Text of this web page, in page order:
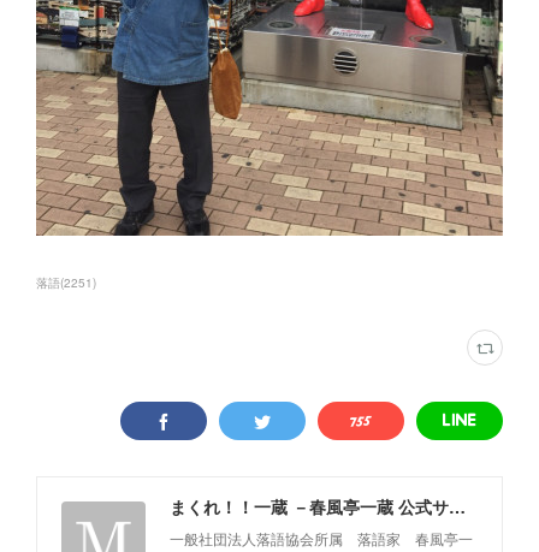
落語(2251)
まくれ！！一蔵 －春風亭一蔵 公式サイト－
一般社団法人落語協会所属 落語家 春風亭一